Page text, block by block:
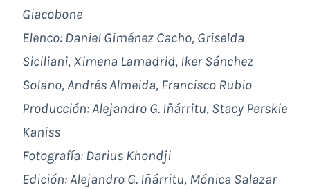
Giacobone
Elenco: Daniel Giménez Cacho, Griselda
Siciliani, Ximena Lamadrid, Iker Sánchez
Solano, Andrés Almeida, Francisco Rubio
Producción: Alejandro G. Iñárritu, Stacy Perskie
Kaniss
Fotografía: Darius Khondji
Edición: Alejandro G. Iñárritu, Mónica Salazar